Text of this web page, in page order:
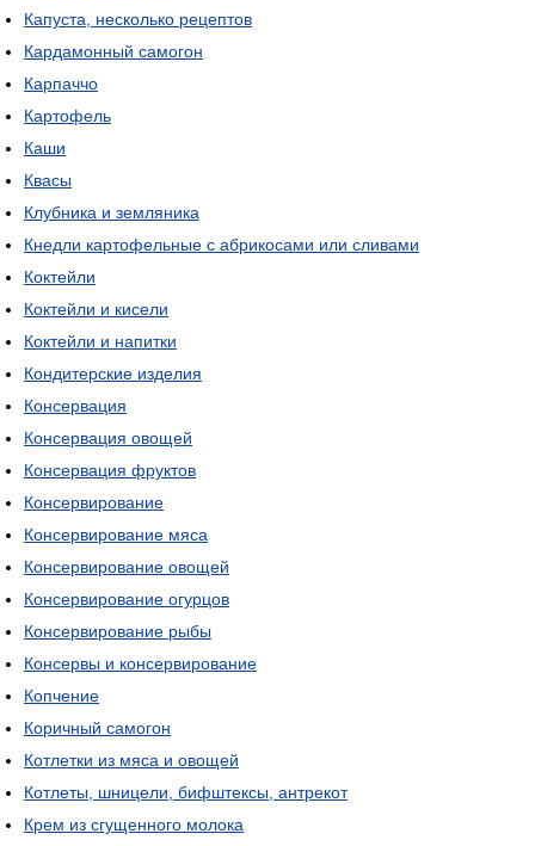
Капуста, несколько рецептов
Кардамонный самогон
Карпаччо
Картофель
Каши
Квасы
Клубника и земляника
Кнедли картофельные с абрикосами или сливами
Коктейли
Коктейли и кисели
Коктейли и напитки
Кондитерские изделия
Консервация
Консервация овощей
Консервация фруктов
Консервирование
Консервирование мяса
Консервирование овощей
Консервирование огурцов
Консервирование рыбы
Консервы и консервирование
Копчение
Коричный самогон
Котлетки из мяса и овощей
Котлеты, шницели, бифштексы, антрекот
Крем из сгущенного молока